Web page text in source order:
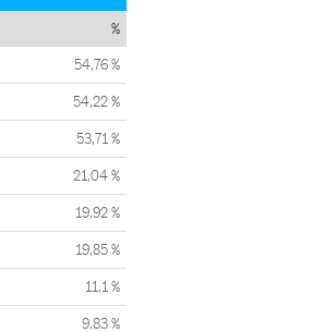
%
54,76 %
54,22 %
53,71 %
21,04 %
19,92 %
19,85 %
11,1 %
9,83 %